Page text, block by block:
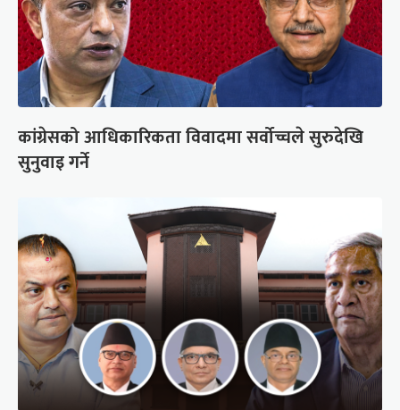
कांग्रेसको आधिकारिकता विवादमा सर्वोच्चले सुरुदेखि
सुनुवाइ गर्ने